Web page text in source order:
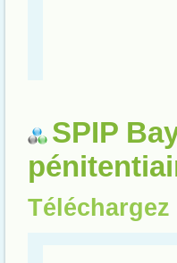
SPIP
Téléchargez